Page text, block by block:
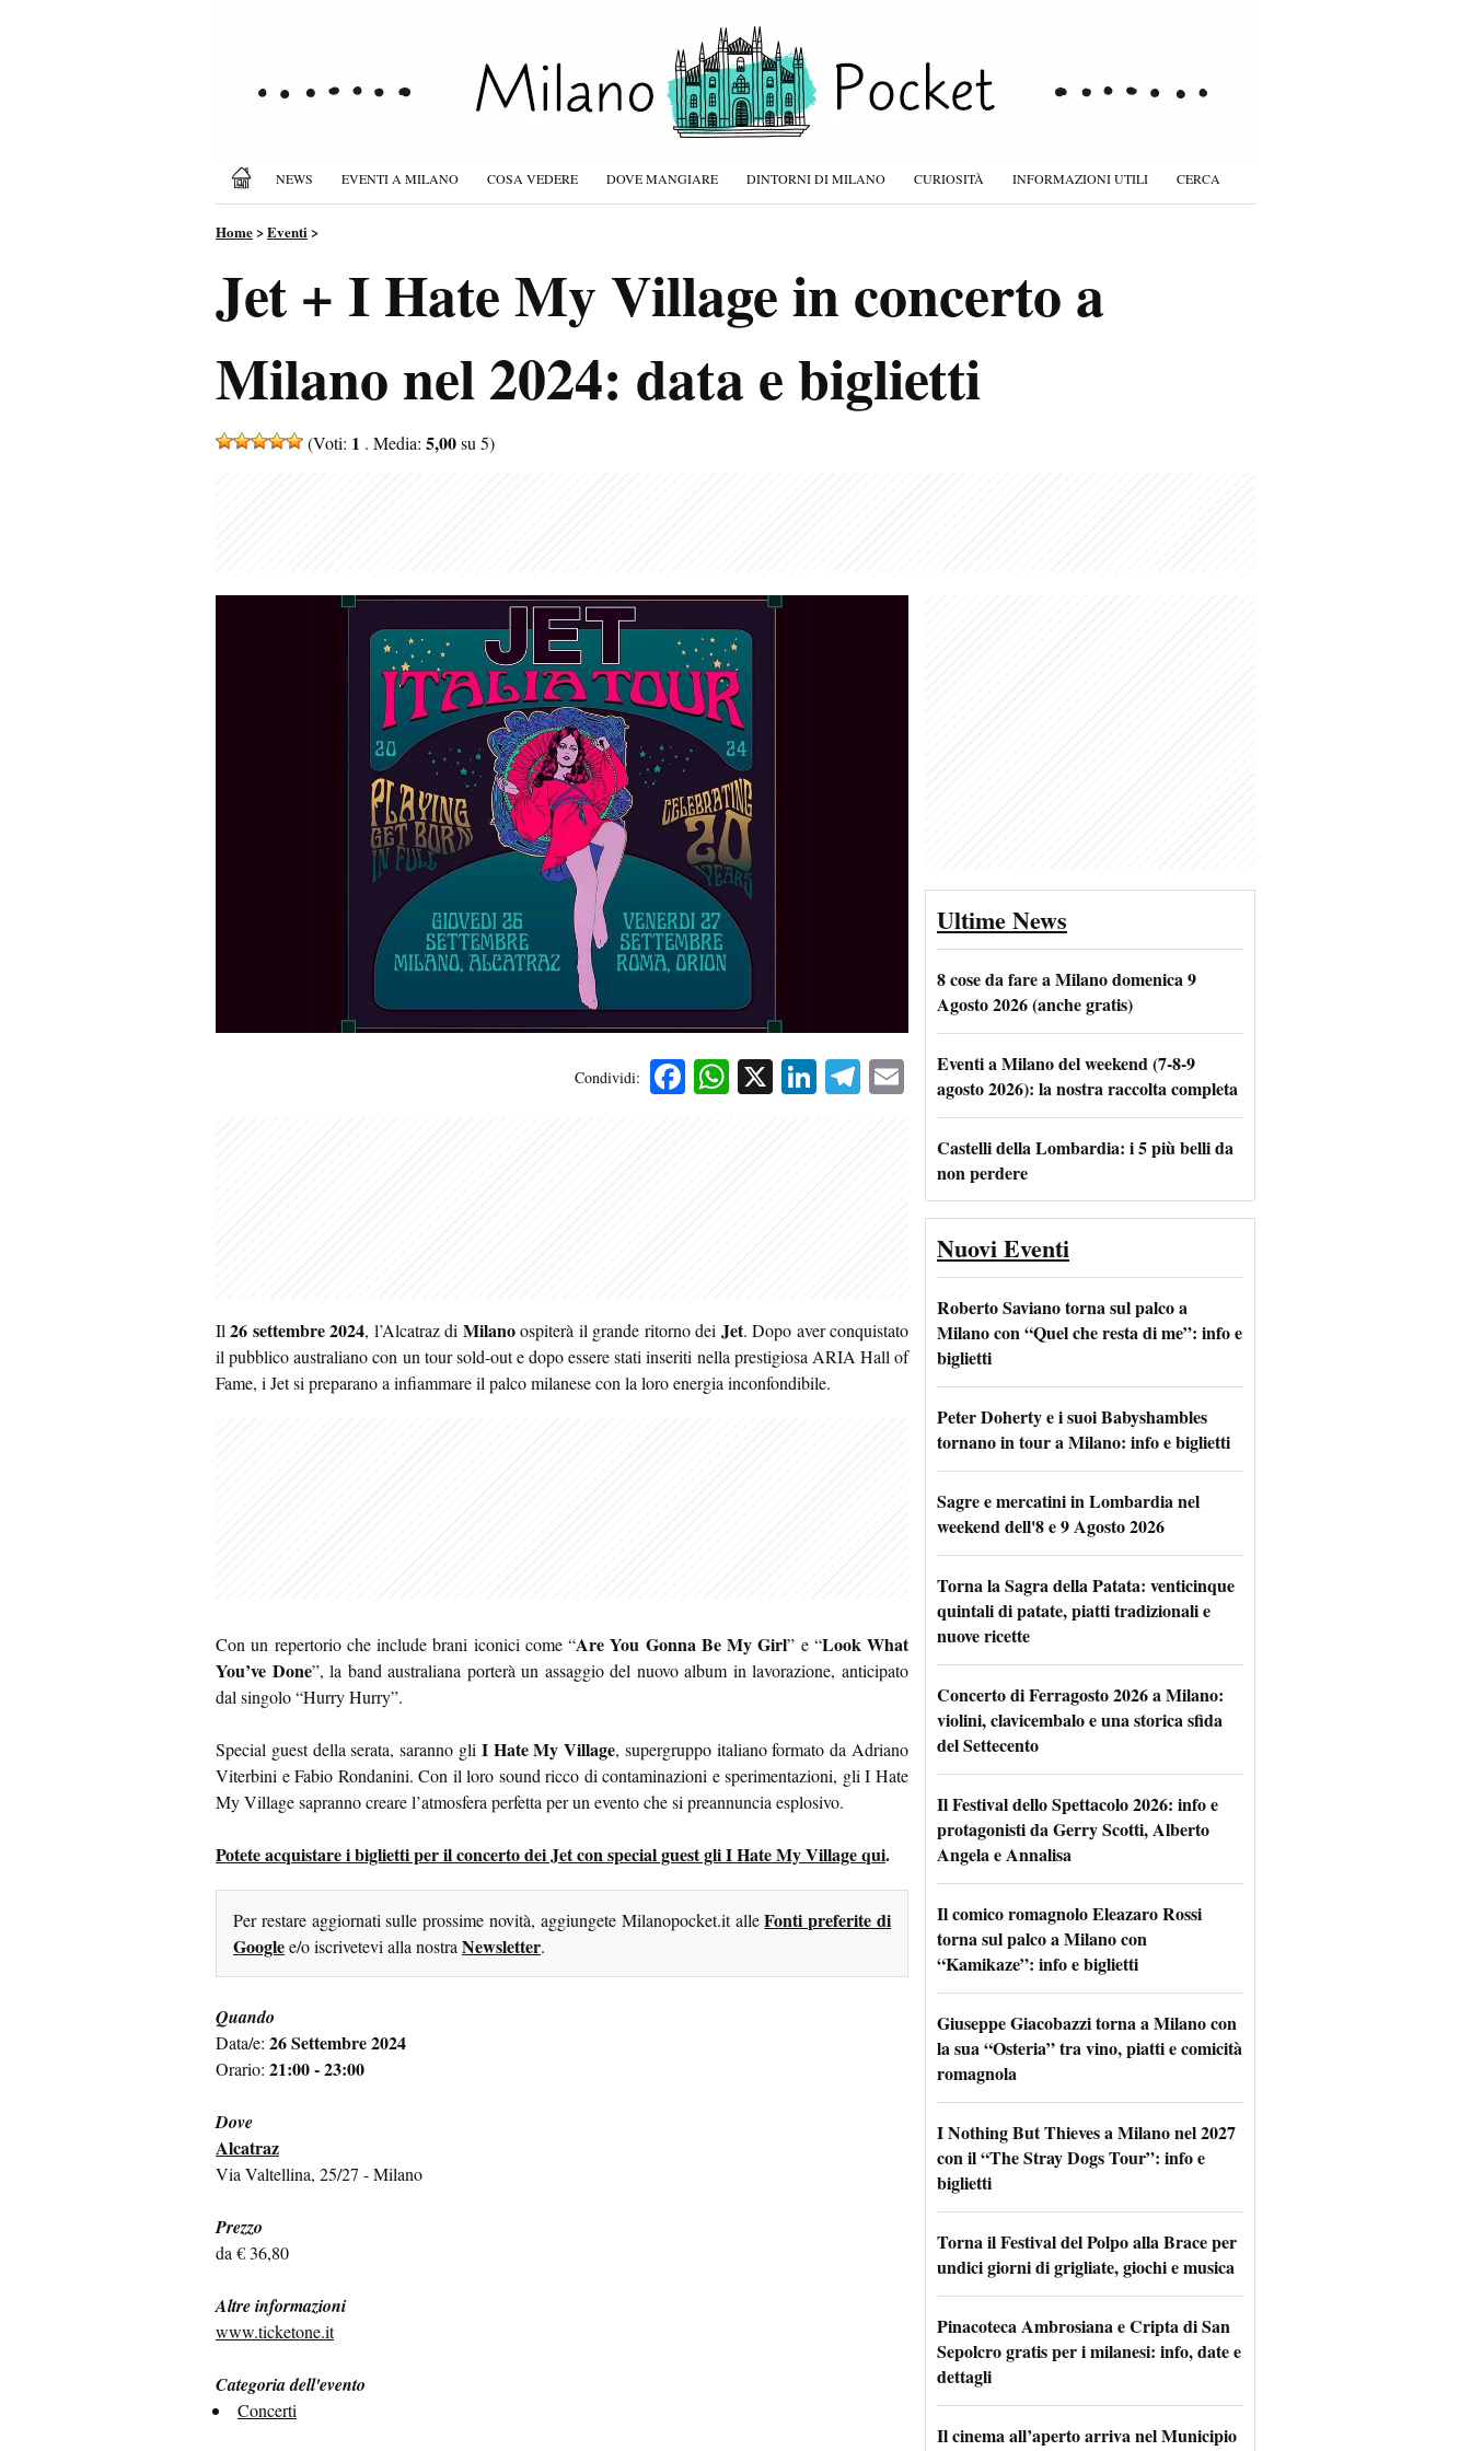
NEWS EVENTI A MILANO COSA VEDERE DOVE MANGIARE DINTORNI DI MILANO CURIOSITÀ INFORMAZIONI UTILI CERCA
Home>Eventi>
Jet + I Hate My Village in concerto a
Milano nel 2024: data e biglietti
(Voti: 1 . Media: 5,00su 5)
Condividi: Facebook
WhatsApp
X LinkedIn
Telegram
Email
Il26 settembre 2024, l’Alcatraz di Milanoospiterà il grande ritorno dei Jet. Dopo aver conquistato
il pubblico australiano con un tour sold-out e dopo essere stati inseriti nella prestigiosa ARIA Hall of
Fame, i Jet si preparano a infiammare il palco milanese con la loro energia inconfondibile.
Con un repertorio che include brani iconici come “Are You Gonna Be My Girl” e “Look What
You’ve Done”, la band australiana porterà un assaggio del nuovo album in lavorazione, anticipato
dal singolo “Hurry Hurry”.
Special guest della serata, saranno gli I Hate My Village, supergruppo italiano formato da Adriano
Viterbini e Fabio Rondanini. Con il loro sound ricco di contaminazioni e sperimentazioni, gli I Hate
My Village sapranno creare l’atmosfera perfetta per un evento che si preannuncia esplosivo.
Potete acquistare i biglietti per il concerto dei Jet con special guest gli I Hate My Village qui.
Per restare aggiornati sulle prossime novità, aggiungete Milanopocket.it alleFonti preferite di
Googlee/o iscrivetevi alla nostraNewsletter.
Quando
Data/e: 26 Settembre 2024
Orario: 21:00 - 23:00
Dove
Alcatraz
Via Valtellina, 25/27 - Milano
Prezzo
da € 36,80
Altre informazioni
www.ticketone.it
Categoria dell'evento
Concerti
Ultime News
8 cose da fare a Milano domenica 9
Agosto 2026 (anche gratis)
Eventi a Milano del weekend (7-8-9
agosto 2026): la nostra raccolta completa
Castelli della Lombardia: i 5 più belli da
non perdere
Nuovi Eventi
Roberto Saviano torna sul palco a
Milano con “Quel che resta di me”: info e
biglietti
Peter Doherty e i suoi Babyshambles
tornano in tour a Milano: info e biglietti
Sagre e mercatini in Lombardia nel
weekend dell'8 e 9 Agosto 2026
Torna la Sagra della Patata: venticinque
quintali di patate, piatti tradizionali e
nuove ricette
Concerto di Ferragosto 2026 a Milano:
violini, clavicembalo e una storica sfida
del Settecento
Il Festival dello Spettacolo 2026: info e
protagonisti da Gerry Scotti, Alberto
Angela e Annalisa
Il comico romagnolo Eleazaro Rossi
torna sul palco a Milano con
“Kamikaze”: info e biglietti
Giuseppe Giacobazzi torna a Milano con
la sua “Osteria” tra vino, piatti e comicità
romagnola
I Nothing But Thieves a Milano nel 2027
con il “The Stray Dogs Tour”: info e
biglietti
Torna il Festival del Polpo alla Brace per
undici giorni di grigliate, giochi e musica
Pinacoteca Ambrosiana e Cripta di San
Sepolcro gratis per i milanesi: info, date e
dettagli
Il cinema all’aperto arriva nel Municipio